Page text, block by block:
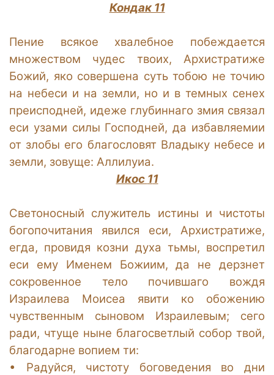
Кондак 11
Пение всякое хвалебное побеждается
множеством чудес твоих, Архистратиже
Божий, яко совершена суть тобою не точию
на небеси и на земли, но и в темных сенех
преисподней, идеже глубиннаго змия связал
еси узами силы Господней, да избавляемии
от злобы его благословят Владыку небесе и
земли, зовуще: Аллилуиа.
Икос 11
Светоносный служитель истины и чистоты
богопочитания явился еси, Архистратиже,
егда, провидя козни духа тьмы, воспретил
еси ему Именем Божиим, да не дерзнет
сокровенное тело почившаго вождя
Израилева Моисеа явити ко обожению
чувственным сыновом Израилевым; сего
ради, чтуще ныне благосветлый собор твой,
благодарне вопием ти:
•
Радуйся, чистоту боговедения во дни